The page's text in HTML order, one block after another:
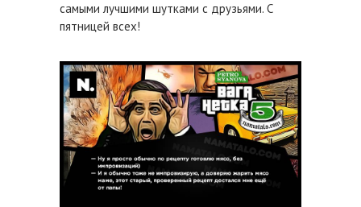
самыми лучшими шутками с друзьями. С
пятницей всех!